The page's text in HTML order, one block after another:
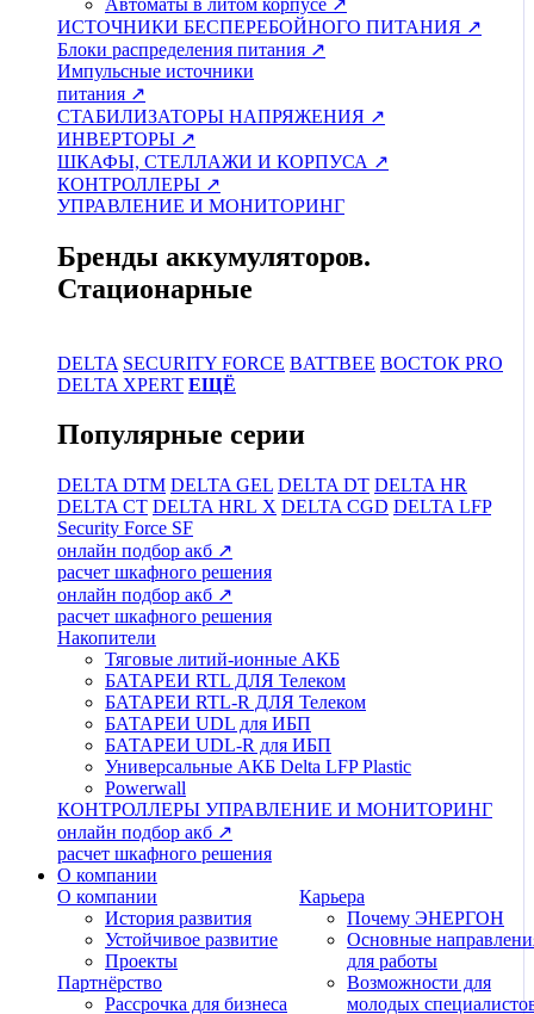
ИСТОЧНИКИ БЕСПЕРЕБОЙНОГО ПИТАНИЯ ↗
Блоки распределения питания ↗
Импульсные источники
питания ↗
СТАБИЛИЗАТОРЫ НАПРЯЖЕНИЯ ↗
ИНВЕРТОРЫ ↗
ШКАФЫ, СТЕЛЛАЖИ И КОРПУСА ↗
КОНТРОЛЛЕРЫ ↗
УПРАВЛЕНИЕ И МОНИТОРИНГ
Бренды аккумуляторов.
Стационарные
DELTA SECURITY FORCE BATTBEE ВОСТОК PRO
DELTA XPERT ЕЩЁ
Популярные серии
DELTA DTM DELTA GEL DELTA DT DELTA HR
DELTA CT DELTA HRL Х DELTA CGD DELTA LFP
Security Force SF
онлайн подбор акб ↗
расчет шкафного решения
онлайн подбор акб ↗
расчет шкафного решения
Накопители
Тяговые литий-ионные АКБ
БАТАРЕИ RTL ДЛЯ Телеком
БАТАРЕИ RTL-R ДЛЯ Телеком
БАТАРЕИ UDL для ИБП
БАТАРЕИ UDL-R для ИБП
Универсальные АКБ Delta LFP Plastic
Powerwall
КОНТРОЛЛЕРЫ УПРАВЛЕНИЕ И МОНИТОРИНГ
онлайн подбор акб ↗
расчет шкафного решения
О компании
О компании
История развития
Устойчивое развитие
Проекты
Партнёрство
Рассрочка для бизнеса
Карьера
Почему ЭНЕРГОН
Основные
для работы
Возможности для
молодых